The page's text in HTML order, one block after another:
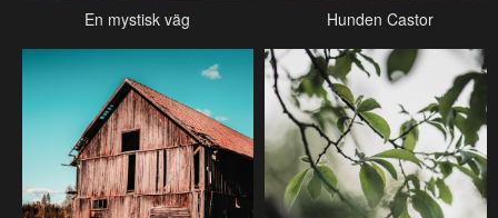
En mystisk väg Hunden Castor